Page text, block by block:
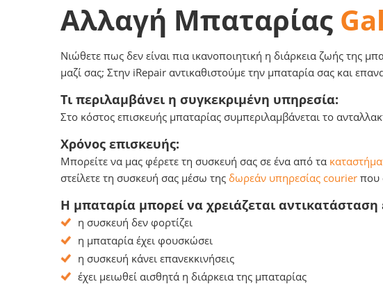
Αλλαγή Μπαταρίας
Νιώθετε πως δεν είναι πια ικανοποιητική η διάρκεια ζωής της
μαζί σας; Στην iRepair αντικαθιστούμε την μπαταρία σας και
Τι περιλαμβάνει η συγκεκριμένη υπηρεσία:
Στο κόστος επισκευής μπαταρίας συμπεριλαμβάνεται το
Χρόνος επισκευής:
Μπορείτε να μας φέρετε τη συσκευή σας σε ένα από τα
στείλετε τη συσκευή σας μέσω της δωρεάν υπηρεσίας courier που
Η μπαταρία μπορεί να χρειάζεται αντικατάσταση
η συσκευή δεν φορτίζει
η μπαταρία έχει φουσκώσει
η συσκευή κάνει επανεκκινήσεις
έχει μειωθεί αισθητά η διάρκεια της μπαταρίας